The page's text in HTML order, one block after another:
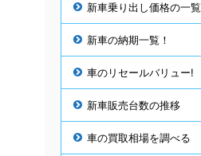
新車乗り出し価格の一覧
新車の納期一覧！
車のリセールバリュー!
新車販売台数の推移
車の買取相場を調べる